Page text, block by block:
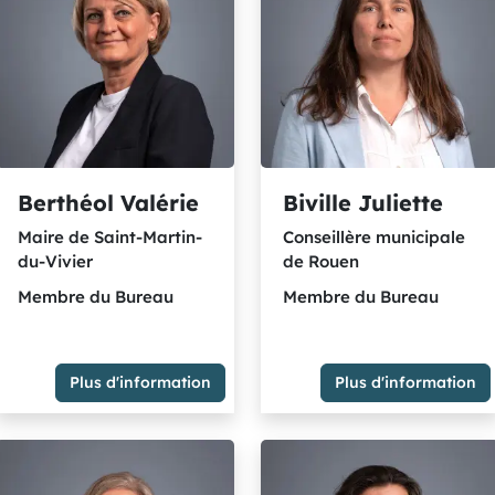
Membre du Bureau
Membre du Groupe Majorité
métropolitaine - socialistes
et citoyens rassemblés
élus communistes et citoyens
Berthéol Valérie
Maire de Saint-Martin-
du-Vivier
Membre du Bureau
Plus d'information
Maire de Saint-Martin-du-
Biville Juliette
Conseillère municipale
de Rouen
Membre du Bureau
Plus d'information
Conseillère municipale de